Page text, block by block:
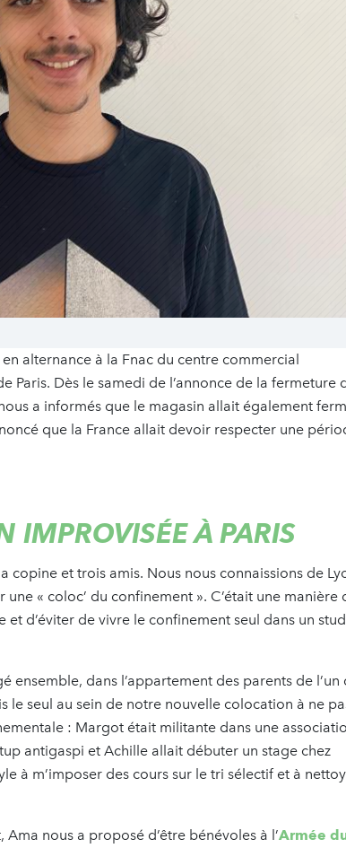
alternance à la Fnac du centre commercial
Paris. Dès le samedi de l’annonce de la fermeture
a informés que le magasin allait également
que la France allait devoir respecter une
IMPROVISÉE À PARIS
copine et trois amis. Nous nous connaissions de
« coloc’ du confinement ». C’était une manière
d’éviter de vivre le confinement seul dans un
ensemble, dans l’appartement des parents de l’un
le seul au sein de notre nouvelle colocation à ne
: Margot était militante dans une
antigaspi et Achille allait débuter un stage chez
à m’imposer des cours sur le tri sélectif et à
nous a proposé d’être bénévoles à l’Armée